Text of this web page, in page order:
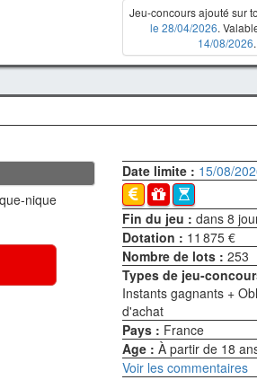
Jeu-concours ajouté sur
le 28/04/2026.
14/08/2026.
nique
Date limite : 15/08/
Fin du jeu :dans 8
Dotation : 11 875 €
Nombre de lots :253
Types de jeu-
Instants gagnants +
d'achat
Pays : France
Age :À partir de 18
Voir les commentaires